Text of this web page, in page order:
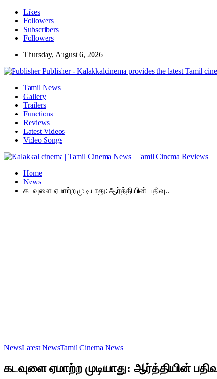
Likes
Followers
Subscribers
Followers
Thursday, August 6, 2026
Publisher - Kalakkalcinema provides the latest Tamil
Tamil News
Gallery
Trailers
Functions
Reviews
Latest Videos
Video Songs
Home
News
கடவுளை ஏமாற்ற முடியாது: ஆர்த்தியின் பதிவு..
NewsLatest NewsTamil Cinema News
கடவுளை ஏமாற்ற முடியாது: ஆர்த்தியின்